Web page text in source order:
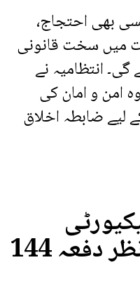
بھی احتجاج،
میں سخت قانونی
انتظامیہ نے
امن و امان کی
لیے ضابطہ اخلاق
خدشات کے پیشِ نظر دفعہ 144